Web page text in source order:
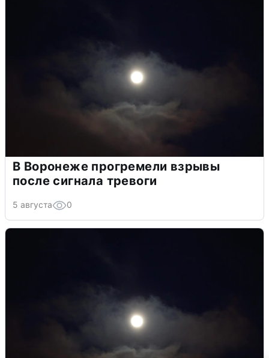
В Воронеже прогремели взрывы
после сигнала тревоги
5 августа 0